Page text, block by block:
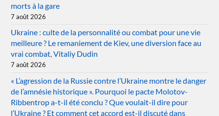
morts à la gare
7 août 2026
Ukraine : culte de la personnalité ou combat pour une vie
meilleure ? Le remaniement de Kiev, une diversion face au
vrai combat, Vitaliy Dudin
7 août 2026
« L’agression de la Russie contre l’Ukraine montre le danger
de l’amnésie historique ». Pourquoi le pacte Molotov-
Ribbentrop a-t-il été conclu ? Que voulait-il dire pour
l’Ukraine ? Et comment cet accord est-il discuté dans